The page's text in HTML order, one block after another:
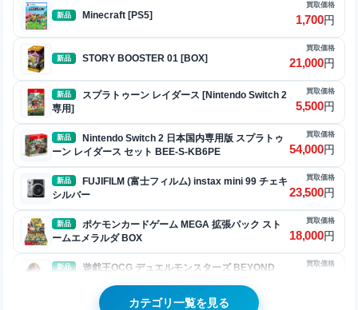
新品 Minecraft [PS5]
買取価格
1,700円
新品 STORY BOOSTER 01 [BOX]
買取価格
21,000円
新品
専用]
買取価格
5,500円
新品
Nintendo Switch 2 日本国内専用版 スプラトゥ
ーン レイダース セット BEE-S-KB6PE
買取価格
54,000円
新品
FUJIFILM (富士フィルム) instax mini 99 チェキ
シルバー
買取価格
23,500円
新品
ームエメラルダ BOX
買取価格
18,000円
新品 買取価格
カテゴリ一覧を見る